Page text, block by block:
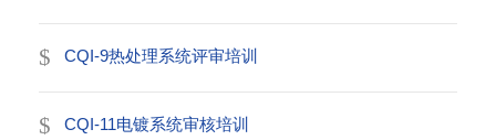
CQI-9热处理系统评审培训
CQI-11电镀系统审核培训